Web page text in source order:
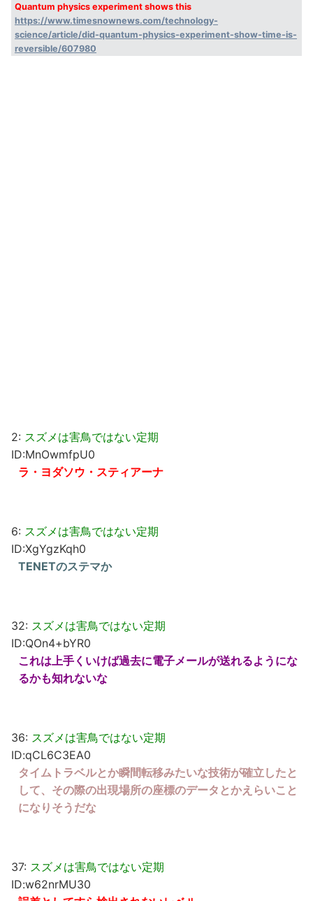
Quantum physics experiment shows this
https://www.timesnownews.com/technology-
science/article/did-quantum-physics-experiment-show-time-is-
reversible/607980
2: スズメは害鳥ではない定期
ID:MnOwmfpU0
ラ・ヨダソウ・スティアーナ
6: スズメは害鳥ではない定期
ID:XgYgzKqh0
TENETのステマか
32: スズメは害鳥ではない定期
ID:QOn4+bYR0
これは上手くいけば過去に電子メールが送れるようにな
るかも知れないな
36: スズメは害鳥ではない定期
ID:qCL6C3EA0
タイムトラベルとか瞬間転移みたいな技術が確立したと
して、その際の出現場所の座標のデータとかえらいこと
になりそうだな
37: スズメは害鳥ではない定期
ID:w62nrMU30